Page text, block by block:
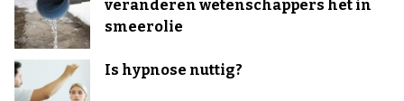
veranderen wetenschappers het in
smeerolie
Is hypnose nuttig?